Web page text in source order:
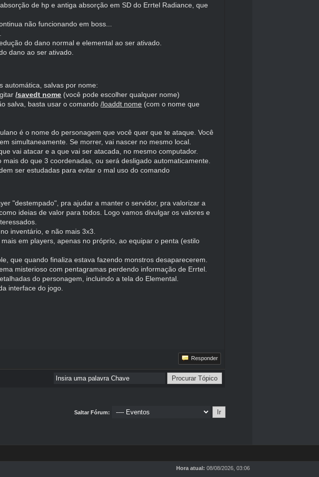
de hp e antiga absorção em SD do Errtel Radiance, que
não funcionando em boss...
do dano normal e elemental ao ser ativado.
dano ao ser ativado.
automática, salvas por nome:
/savedt nome (você pode escolher qualquer nome)
salva, basta usar o comando/loaddt nome (com o nome que
é o nome do personagem que você quer que te ataque. Você
simultaneamente. Se morrer, vai nascer no mesmo local.
vai atacar e a que vai ser atacada, no mesmo computador.
do que 3 coordenadas, ou será desligado automaticamente.
ser estudadas para evitar o mal uso do comando
"destempado", pra ajudar a manter o servidor, pra valorizar a
ideias de valor para todos. Logo vamos divulgar os valores e
inventário, e não mais 3x3.
em players, apenas no próprio, ao equipar o penta (estilo
que quando finaliza estava fazendo monstros desaparecerem.
misterioso com pentagramas perdendo informação de Errtel.
do personagem, incluindo a tela do Elemental.
interface do jogo.
Responder
Saltar Fórum:
Hora atual: 08/08/2026, 03:06